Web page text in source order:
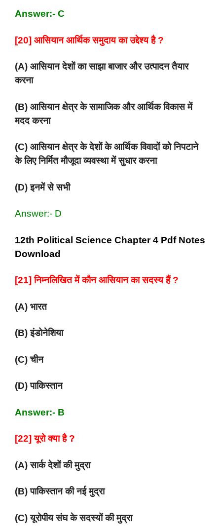
Answer:- C
[20] आसियान आर्थिक समुदाय का उद्देश्य है ?
(A) आसियान देशों का साझा बाजार और उत्पादन तैयार
करना
(B) आसियान क्षेत्र के सामाजिक और आर्थिक विकास में
मदद करना
(C) आसियान क्षेत्र के देशों के आर्थिक विवादों को निपटाने
के लिए निर्मित मौजूदा व्यवस्था में सुधार करना
(D) इनमें से सभी
Answer:- D
12th Political Science Chapter 4 Pdf Notes
Download
[21] निम्नलिखित में कौन आसियान का सदस्य हैं ?
(A) भारत
(B) इंडोनेशिया
(C) चीन
(D) पाकिस्तान
Answer:- B
[22] यूरो क्या है ?
(A) सार्क देशों की मुद्रा
(B) पाकिस्तान की नई मुद्रा
(C) यूरोपीय संघ के सदस्यों की मुद्रा